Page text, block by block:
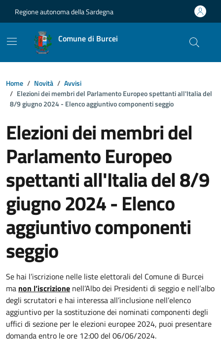
Regione autonoma della Sardegna
Comune di Burcei
Home Novità
Avvisi
Elezioni dei membri del Parlamento Europeo spettanti all'Italia del
8/9 giugno 2024 - Elenco aggiuntivo componenti seggio
Elezioni dei membri del
Parlamento Europeo
spettanti all'Italia del 8/9
giugno 2024 - Elenco
aggiuntivo componenti
seggio
Dettagli della notizia
Se hai l’iscrizione nelle liste elettorali del Comune di Burcei
ma non l’iscrizione nell’Albo dei Presidenti di seggio e nell’albo
degli scrutatori e hai interessa all’inclusione nell’elenco
aggiuntivo per la sostituzione dei nominati componenti degli
uffici di sezione per le elezioni europee 2024, puoi presentare
domanda entro le ore 12:00 del 06/06/2024.